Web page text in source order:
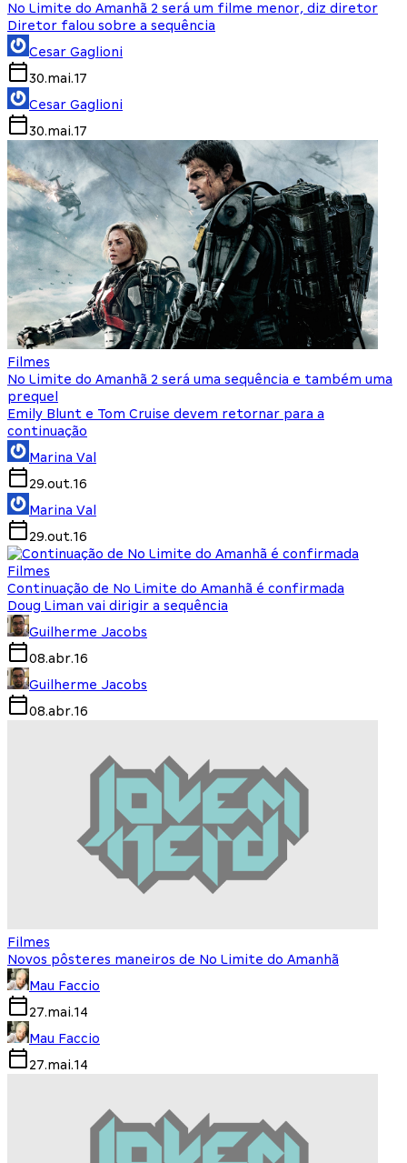
No Limite do Amanhã 2 será um filme menor, diz diretor
Diretor falou sobre a sequência
Cesar Gaglioni
30.mai.17
Cesar Gaglioni
30.mai.17
Filmes
No Limite do Amanhã 2 será uma sequência e também uma
prequel
Emily Blunt e Tom Cruise devem retornar para a
continuação
Marina Val
29.out.16
Marina Val
29.out.16
Filmes
Continuação de No Limite do Amanhã é confirmada
Doug Liman vai dirigir a sequência
Guilherme Jacobs
08.abr.16
Guilherme Jacobs
08.abr.16
Filmes
Novos pôsteres maneiros de No Limite do Amanhã
Mau Faccio
27.mai.14
Mau Faccio
27.mai.14